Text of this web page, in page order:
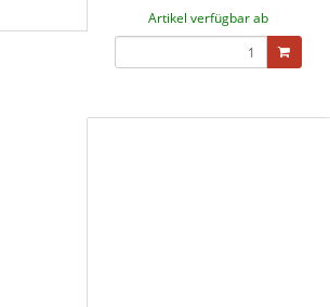
Artikel verfügbar ab